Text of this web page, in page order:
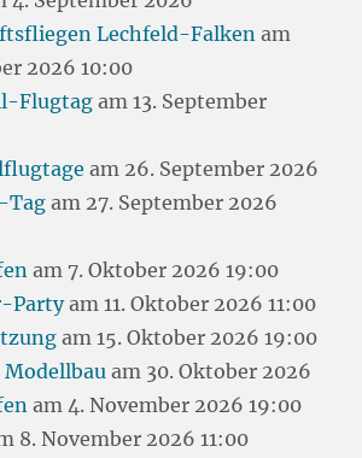
Lechfeld-Falken am
2026 10:00
Flugtag am 13. September
am 26. September 2026
Tag am 27. September 2026
am 7. Oktober 2026 19:00
Partyam 11. Oktober 2026 11:00
am 15. Oktober 2026 19:00
am 30. Oktober 2026
am 4. November 2026 19:00
8. November 2026 11:00